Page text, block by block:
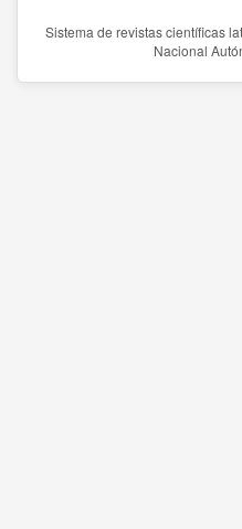
Sistema de revistas científicas
Nacional